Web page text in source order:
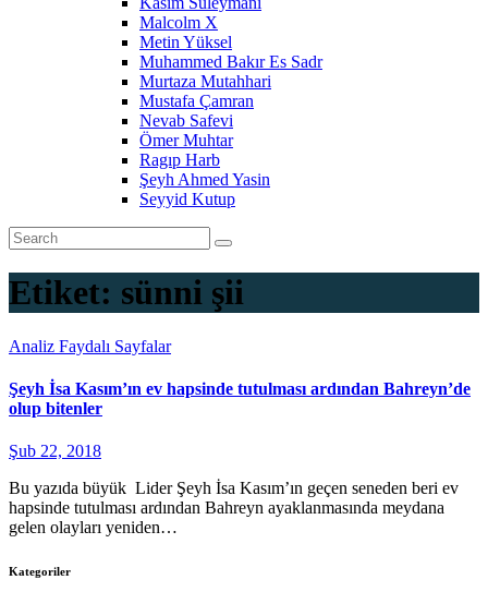
Malcolm X
Metin Yüksel
Muhammed Bakır Es Sadr
Murtaza Mutahhari
Mustafa Çamran
Nevab Safevi
Ömer Muhtar
Ragıp Harb
Şeyh Ahmed Yasin
Seyyid Kutup
Etiket: sünni şii
Analiz Faydalı Sayfalar
Şeyh İsa Kasım’ın ev hapsinde tutulması ardından Bahreyn’de
olup bitenler
Şub 22, 2018
Bu yazıda büyük Lider Şeyh İsa Kasım’ın geçen seneden beri ev
hapsinde tutulması ardından Bahreyn ayaklanmasında meydana
gelen olayları yeniden…
Kategoriler